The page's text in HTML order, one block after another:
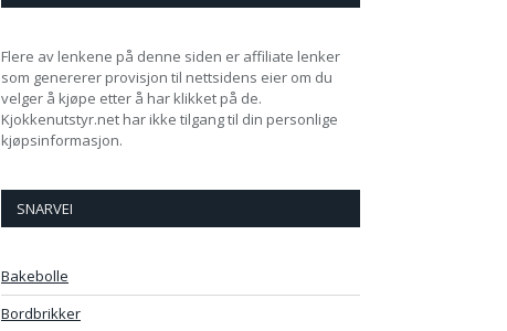
Flere av lenkene på denne siden er affiliate lenker
som genererer provisjon til nettsidens eier om du
velger å kjøpe etter å har klikket på de.
Kjokkenutstyr.net har ikke tilgang til din personlige
kjøpsinformasjon.
SNARVEI
Bakebolle
Bordbrikker